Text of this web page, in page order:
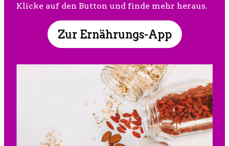
Klicke auf den Button und finde mehr heraus.
Zur Ernährungs-App